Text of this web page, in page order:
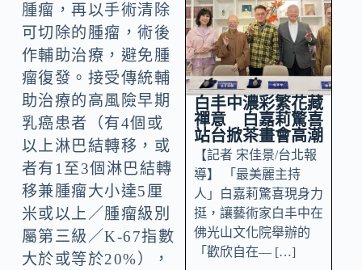
腫瘤，再以手術清除
可切除的腫瘤，術後
作輔助治療，避免腫
瘤復發。接受傳統輔
助治療的高風險早期
乳癌患者（有4個或
以上淋巴結轉移，或
者有1至3個淋巴結轉
移兼腫瘤大小達5厘
米或以上／腫瘤級別
屬第三級／K-67指數
大於或等於20%），
白丰中濃彩繁花藏
禪意 白嘉莉驚喜
站台掀茶畫會高潮
【記者 宋佳景/台北報
導】 「最美麗主持
人」白嘉莉驚喜現身力
挺，讓藝術家白丰中在
佛光山文化院舉辦的
「歡欣自在— […]